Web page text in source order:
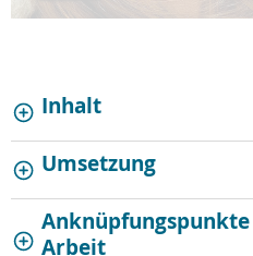
Inhalt
Umsetzung
Arbeit